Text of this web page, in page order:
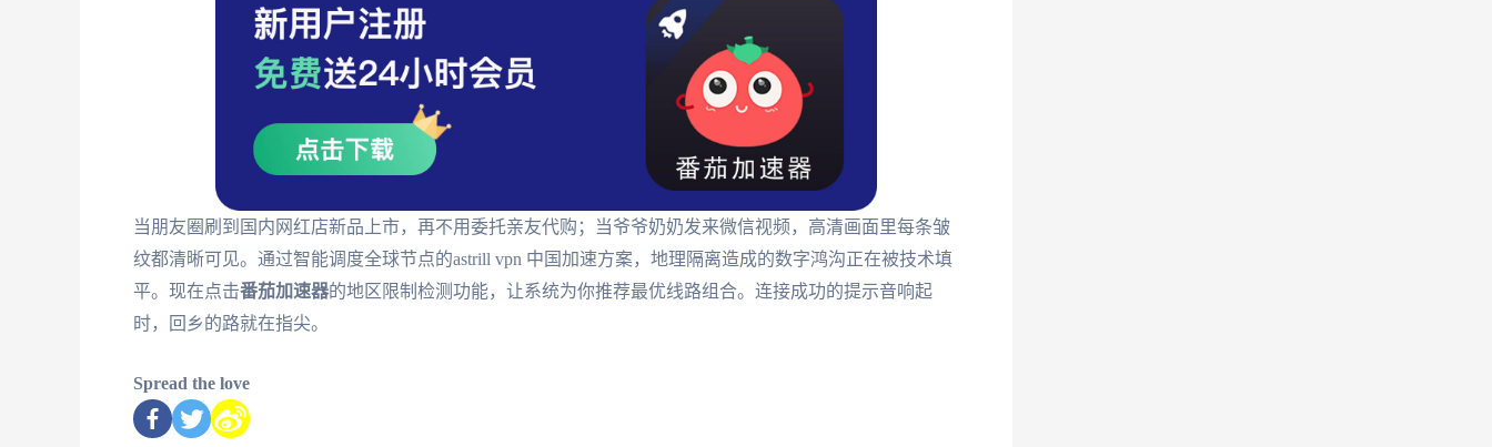
当朋友圈刷到国内网红店新品上市，再不用委托亲友代购；当爷爷奶奶发来微信视频，高清画面里每条皱
纹都清晰可见。通过智能调度全球节点的astrill vpn 中国加速方案，地理隔离造成的数字鸿沟正在被技术填
平。现在点击番茄加速器的地区限制检测功能，让系统为你推荐最优线路组合。连接成功的提示音响起
时，回乡的路就在指尖。
Spread the love